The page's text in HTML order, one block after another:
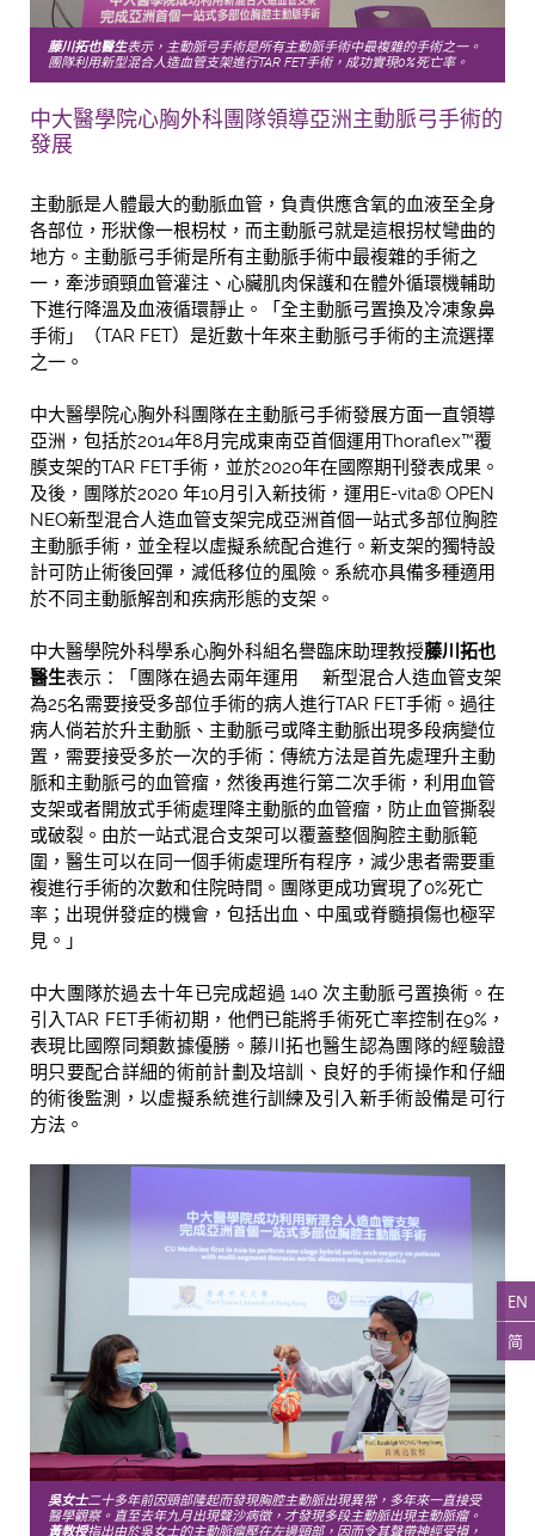
EN
简
藤川拓也醫生表示，主動脈弓手術是所有主動脈手術中最複雜的手術之一。
團隊利用新型混合人造血管支架進行TAR FET手術，成功實現0%死亡率。
中大醫學院心胸外科團隊領導亞洲主動脈弓手術的
發展
主動脈是人體最大的動脈血管，負責供應含氧的血液至全身
各部位，形狀像一根枴杖，而主動脈弓就是這根拐杖彎曲的
地方。主動脈弓手術是所有主動脈手術中最複雜的手術之
一，牽涉頭頸血管灌注、心臟肌肉保護和在體外循環機輔助
下進行降溫及血液循環靜止。「全主動脈弓置換及冷凍象鼻
手術」（TAR FET）是近數十年來主動脈弓手術的主流選擇
之一。
中大醫學院心胸外科團隊在主動脈弓手術發展方面一直領導
亞洲，包括於2014年8月完成東南亞首個運用Thoraflex™覆
膜支架的TAR FET手術，並於2020年在國際期刊發表成果。
及後，團隊於2020 年10月引入新技術，運用E-vita® OPEN
NEO新型混合人造血管支架完成亞洲首個一站式多部位胸腔
主動脈手術，並全程以虛擬系統配合進行。新支架的獨特設
計可防止術後回彈，減低移位的風險。系統亦具備多種適用
於不同主動脈解剖和疾病形態的支架。
中大醫學院外科學系心胸外科組名譽臨床助理教授藤川拓也
醫生表示：「團隊在過去兩年運用 新型混合人造血管支架
為25名需要接受多部位手術的病人進行TAR FET手術。過往
病人倘若於升主動脈、主動脈弓或降主動脈出現多段病變位
置，需要接受多於一次的手術：傳統方法是首先處理升主動
脈和主動脈弓的血管瘤，然後再進行第二次手術，利用血管
支架或者開放式手術處理降主動脈的血管瘤，防止血管撕裂
或破裂。由於一站式混合支架可以覆蓋整個胸腔主動脈範
圍，醫生可以在同一個手術處理所有程序，減少患者需要重
複進行手術的次數和住院時間。團隊更成功實現了0%死亡
率；出現併發症的機會，包括出血、中風或脊髓損傷也極罕
見。」
中大團隊於過去十年已完成超過 140 次主動脈弓置換術。在
引入TAR FET手術初期，他們已能將手術死亡率控制在9%，
表現比國際同類數據優勝。藤川拓也醫生認為團隊的經驗證
明只要配合詳細的術前計劃及培訓、良好的手術操作和仔細
的術後監測，以虛擬系統進行訓練及引入新手術設備是可行
方法。
吳女士二十多年前因頸部隆起而發現胸腔主動脈出現異常，多年來一直接受
醫學觀察。直至去年九月出現聲沙病徵，才發現多段主動脈出現主動脈瘤。
黃教授指出由於吳女士的主動脈瘤壓在左邊頸部，因而令其聲帶神經受損，